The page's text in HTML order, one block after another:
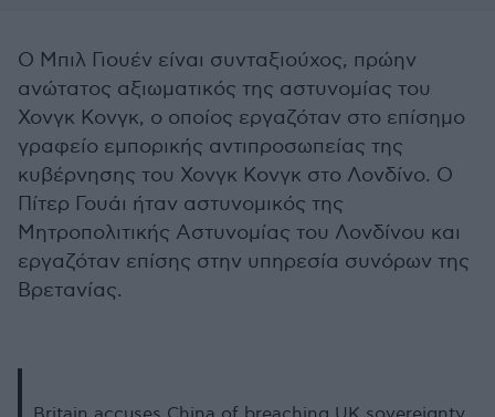
Ο Μπιλ Γιουέν είναι συνταξιούχος, πρώην
ανώτατος αξιωματικός της αστυνομίας του
Χονγκ Κονγκ, ο οποίος εργαζόταν στο επίσημο
γραφείο εμπορικής αντιπροσωπείας της
κυβέρνησης του Χονγκ Κονγκ στο Λονδίνο. Ο
Πίτερ Γουάι ήταν αστυνομικός της
Μητροπολιτικής Αστυνομίας του Λονδίνου και
εργαζόταν επίσης στην υπηρεσία συνόρων της
Βρετανίας.